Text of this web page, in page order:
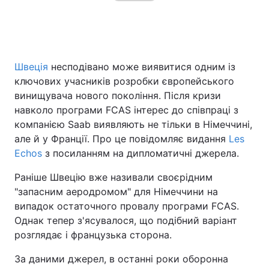
Швеція несподівано може виявитися одним із
ключових учасників розробки європейського
винищувача нового покоління. Після кризи
навколо програми FCAS інтерес до співпраці з
компанією Saab виявляють не тільки в Німеччині,
але й у Франції. Про це повідомляє видання Les
Echos з посиланням на дипломатичні джерела.
Раніше Швецію вже називали своєрідним
"запасним аеродромом" для Німеччини на
випадок остаточного провалу програми FCAS.
Однак тепер з'ясувалося, що подібний варіант
розглядає і французька сторона.
За даними джерел, в останні роки оборонна